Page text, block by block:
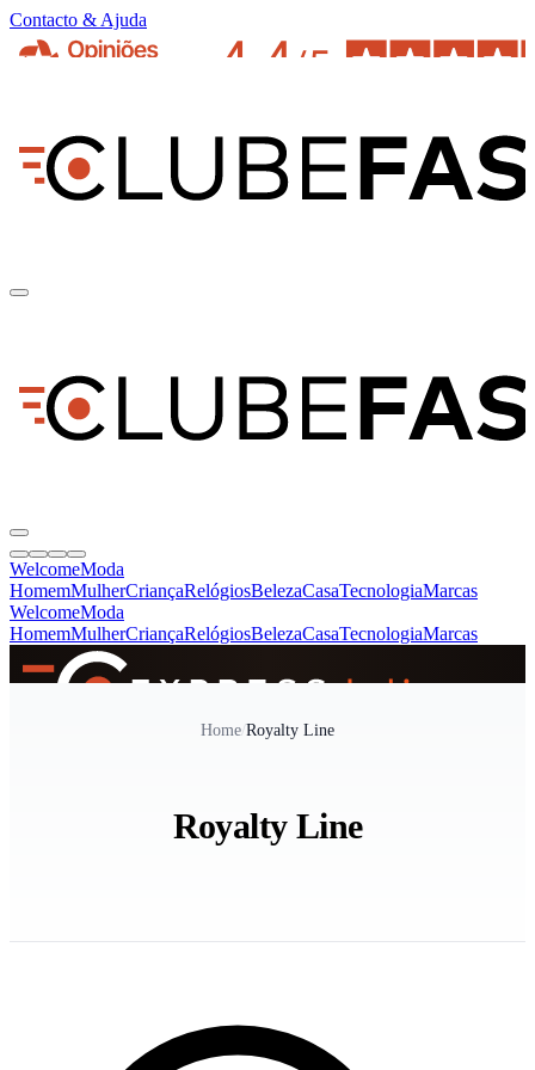
Contacto & Ajuda
WelcomeModa
HomemMulherCriançaRelógiosBelezaCasaTecnologiaMarcas
WelcomeModa
HomemMulherCriançaRelógiosBelezaCasaTecnologiaMarcas
Home/Royalty Line
Royalty Line